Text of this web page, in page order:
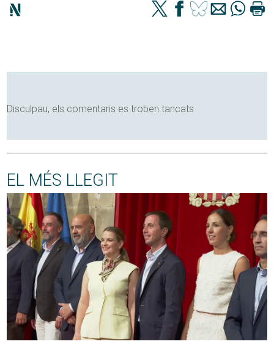
Disculpau, els comentaris es troben tancats
EL MÉS LLEGIT